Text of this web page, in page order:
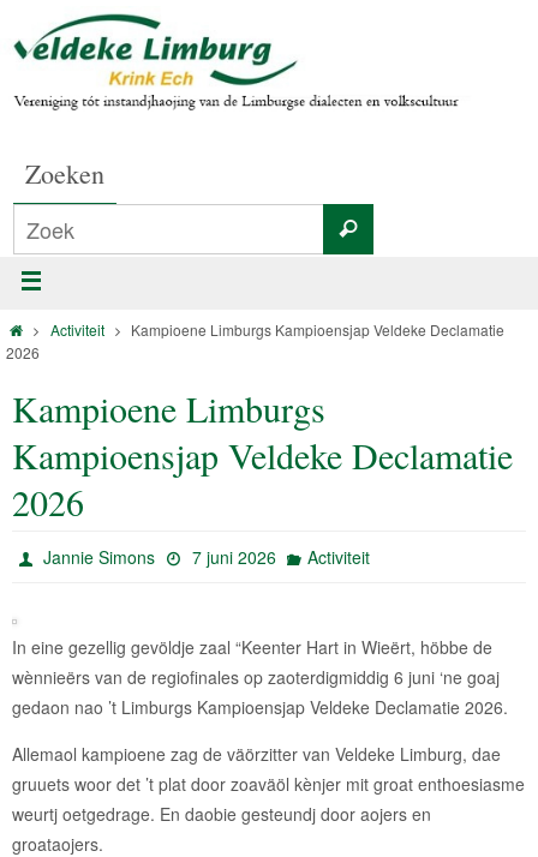
Zoeken
Activiteit
Kampioene Limburgs Kampioensjap Veldeke Declamatie
2026
Kampioene Limburgs
Kampioensjap Veldeke Declamatie
2026
Jannie Simons 7 juni 2026 Activiteit
In eine gezellig gevöldje zaal “Keenter Hart in Wieërt, höbbe de
wènnieërs van de regiofinales op zaoterdigmiddig 6 juni ‘ne goaj
gedaon nao ’t Limburgs Kampioensjap Veldeke Declamatie 2026.
Allemaol kampioene zag de väörzitter van Veldeke Limburg, dae
gruuets woor det ’t plat door zoaväöl kènjer mit groat enthoesiasme
weurtj oetgedrage. En daobie gesteundj door aojers en
groataojers.